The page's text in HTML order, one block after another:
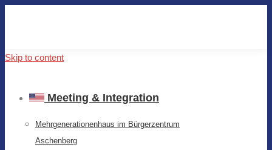
Skip to content
Meeting & Integration
Mehrgenerationenhaus im Bürgerzentrum
Aschenberg